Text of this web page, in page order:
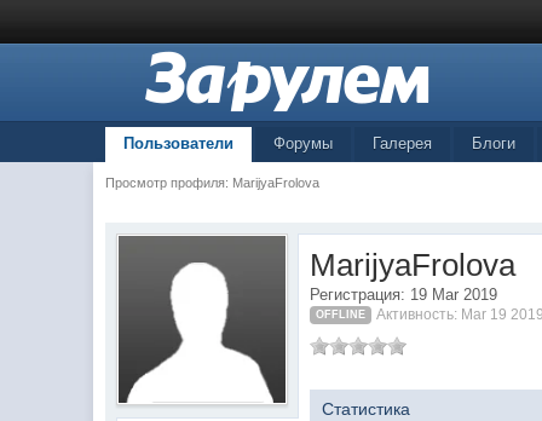
Пользователи Форумы Галерея Блоги
Просмотр профиля: MarijyaFrolova
MarijyaFrolova
Регистрация: 19 Mar 2019
OFFLINE Активность: Mar 19
Статистика